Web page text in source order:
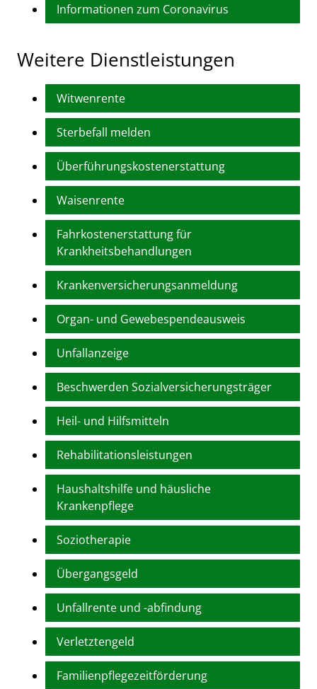
Informationen zum Coronavirus
Weitere Dienstleistungen
Witwenrente
Sterbefall melden
Überführungskostenerstattung
Waisenrente
Fahrkostenerstattung für
Krankheitsbehandlungen
Krankenversicherungsanmeldung
Organ- und Gewebespendeausweis
Unfallanzeige
Beschwerden Sozialversicherungsträger
Heil- und Hilfsmitteln
Rehabilitationsleistungen
Haushaltshilfe und häusliche
Krankenpflege
Soziotherapie
Übergangsgeld
Unfallrente und -abfindung
Verletztengeld
Familienpflegezeitförderung